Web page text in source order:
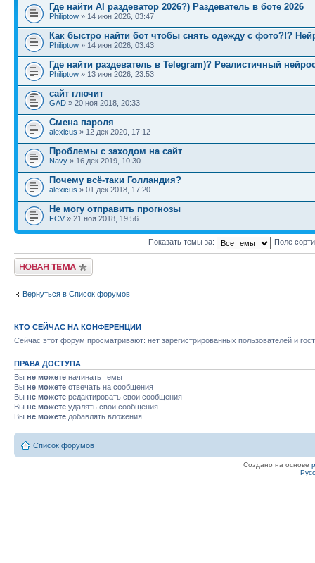
Где найти AI раздеватор 2026?) Раздеватель в боте 2026
Philiptow » 14 июн 2026, 03:47
Как быстро найти бот чтобы снять одежду с фото?!?
Philiptow » 14 июн 2026, 03:43
Где найти раздеватель в Telegram)? Реалистичный
Philiptow » 13 июн 2026, 23:53
сайт глючит
GAD » 20 ноя 2018, 20:33
Смена пароля
alexicus » 12 дек 2020, 17:12
Проблемы с заходом на сайт
Navy » 16 дек 2019, 10:30
Почему всё-таки Голландия?
alexicus » 01 дек 2018, 17:20
Не могу отправить прогнозы
FCV » 21 ноя 2018, 19:56
Показать темы за: Поле
Новая тема
Вернуться в Список форумов
КТО СЕЙЧАС НА КОНФЕРЕНЦИИ
Сейчас этот форум просматривают: нет зарегистрированных пользователей и
ПРАВА ДОСТУПА
Вы не можете начинать темы
Вы не можете отвечать на сообщения
Вы не можете редактировать свои сообщения
Вы не можете удалять свои сообщения
Вы не можете добавлять вложения
Список форумов
Создано на основе